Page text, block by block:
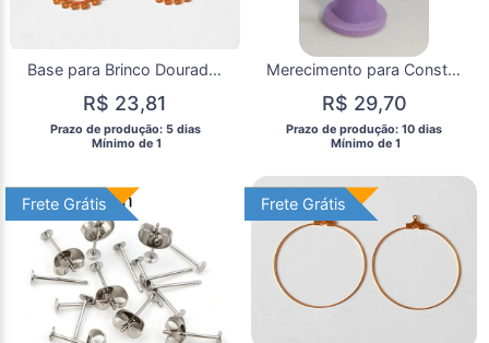
Base para Brinco Dourada ( Par)
R$ 23,81
Prazo de produção: 5 dias
  Mínimo de 1
Merecimento para Constelação Familiar para Mesa ou Água
R$ 29,70
Prazo de produção: 10 dias
  Mínimo de 1
Frete Grátis
Frete Grátis Frete Grátis
Frete Grátis